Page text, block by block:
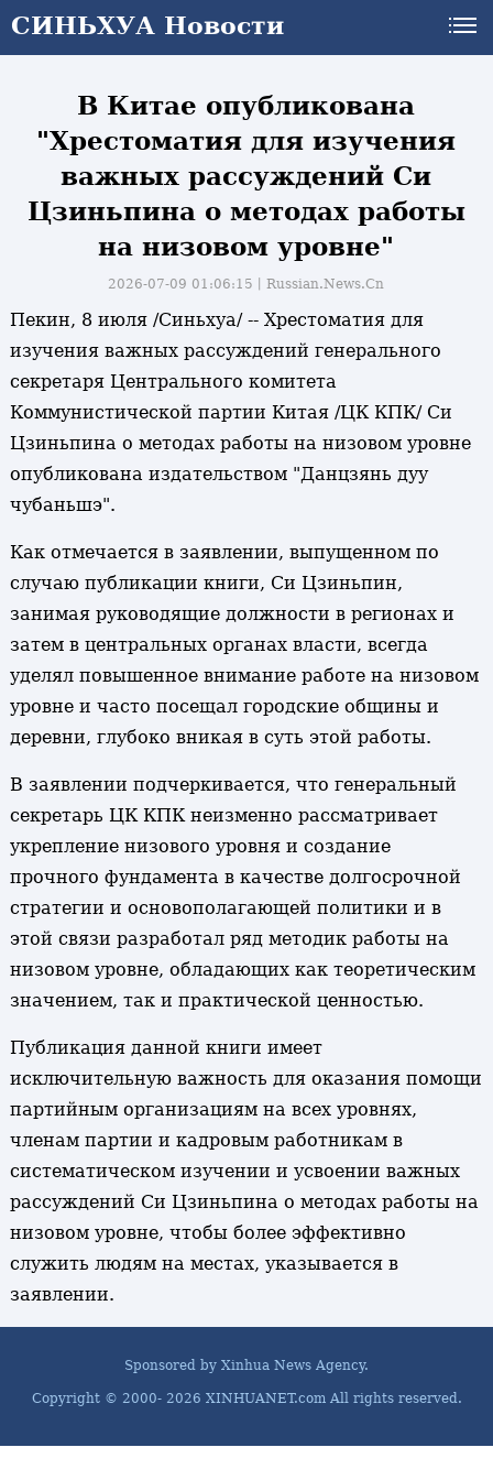
СИНЬХУА Новости
СИНЬХУА Новости
В Китае опубликована
"Хрестоматия для изучения
важных рассуждений Си
Цзиньпина о методах работы
на низовом уровне"
2026-07-09 01:06:15丨Russian.News.Cn
Пекин, 8 июля /Синьхуа/ -- Хрестоматия для
изучения важных рассуждений генерального
секретаря Центрального комитета
Коммунистической партии Китая /ЦК КПК/ Си
Цзиньпина о методах работы на низовом уровне
опубликована издательством "Данцзянь дуу
чубаньшэ".
Как отмечается в заявлении, выпущенном по
случаю публикации книги, Си Цзиньпин,
занимая руководящие должности в регионах и
затем в центральных органах власти, всегда
уделял повышенное внимание работе на низовом
уровне и часто посещал городские общины и
деревни, глубоко вникая в суть этой работы.
В заявлении подчеркивается, что генеральный
секретарь ЦК КПК неизменно рассматривает
укрепление низового уровня и создание
прочного фундамента в качестве долгосрочной
стратегии и основополагающей политики и в
этой связи разработал ряд методик работы на
низовом уровне, обладающих как теоретическим
значением, так и практической ценностью.
Публикация данной книги имеет
исключительную важность для оказания помощи
партийным организациям на всех уровнях,
членам партии и кадровым работникам в
систематическом изучении и усвоении важных
рассуждений Си Цзиньпина о методах работы на
низовом уровне, чтобы более эффективно
служить людям на местах, указывается в
заявлении.
Sponsored by Xinhua News Agency.
Copyright © 2000- 2026 XINHUANET.com All rights reserved.